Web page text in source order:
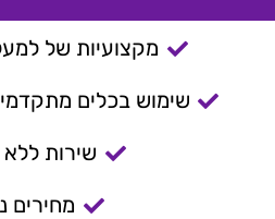
מקצועיות של למעלה
שימוש בכלים
שירות
מחירים